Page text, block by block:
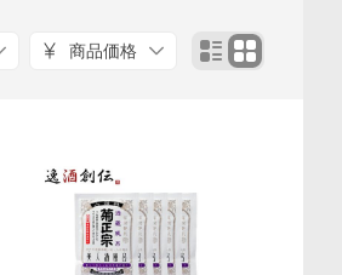
商品価格